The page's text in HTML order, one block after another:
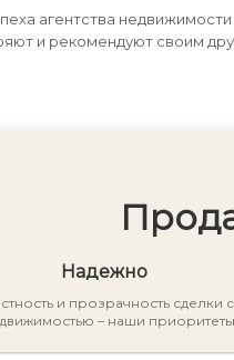
агентства
и рекомендуют своим
Надежно
и прозрачность сделки с
– наши приоритеты